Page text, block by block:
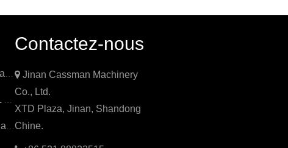
Contactez-nous
 Jinan Cassman Machinery
Co., Ltd.
XTD Plaza, Jinan, Shandong
Chine.